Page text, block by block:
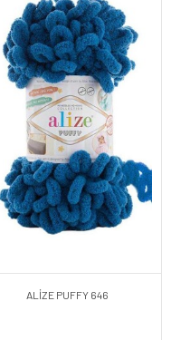
ALİZE PUFFY 646